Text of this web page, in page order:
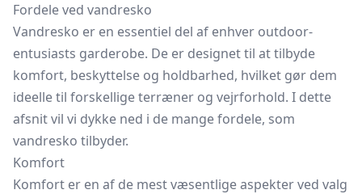
Fordele ved vandresko
Vandresko er en essentiel del af enhver outdoor-
entusiasts garderobe. De er designet til at tilbyde
komfort, beskyttelse og holdbarhed, hvilket gør dem
ideelle til forskellige terræner og vejrforhold. I dette
afsnit vil vi dykke ned i de mange fordele, som
vandresko tilbyder.
Komfort
Komfort er en af de mest væsentlige aspekter ved valg